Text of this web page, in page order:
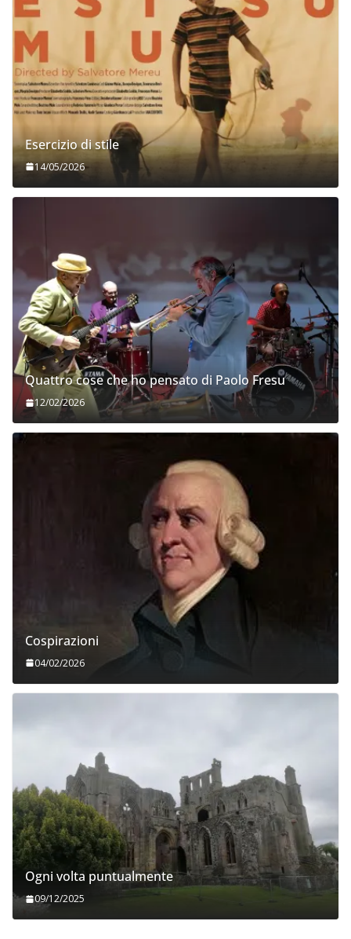
Esercizio di stile
14/05/2026
Quattro cose che ho pensato di Paolo Fresu
12/02/2026
Cospirazioni
04/02/2026
Ogni volta puntualmente
09/12/2025